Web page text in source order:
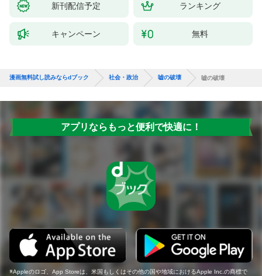
新刊配信予定 ランキング
キャンペーン 無料
漫画無料試し読みならdブック 社会・政治 嘘の破壊 嘘の破壊
アプリならもっと便利で快適に！
Appleのロゴ、App Storeは、米国もしくはその他の国や地域におけるApple Inc.の商標で